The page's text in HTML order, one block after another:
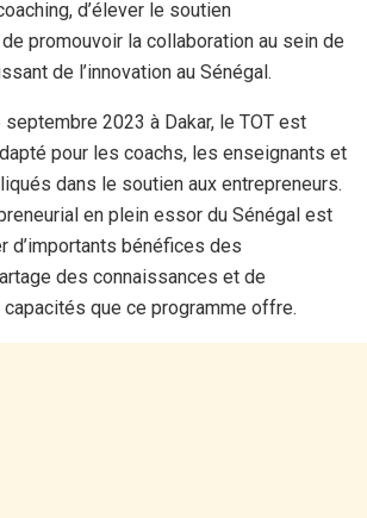
d’élever le soutien
promouvoir la collaboration au sein de
de l’innovation au Sénégal.
septembre 2023 à Dakar, le TOT est
pour les coachs, les enseignants et
dans le soutien aux entrepreneurs.
en plein essor du Sénégal est
d’importants bénéfices des
des connaissances et de
que ce programme offre.